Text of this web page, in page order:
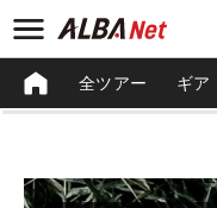
全ツアー ギア